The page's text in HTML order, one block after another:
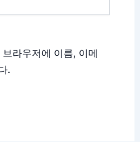
라우저에 이름, 이메
.